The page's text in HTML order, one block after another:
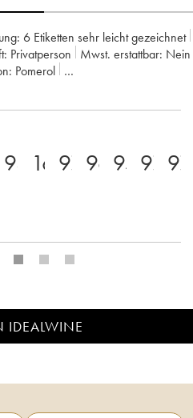
6 Etiketten sehr leicht gezeichnet
privatperson Mwst. erstattbar:
nein
Pomerol
Clinet
93 16 97 96 95 97 97
IDEALWINE